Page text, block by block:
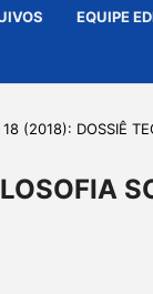
EQUIPE
(2018): DOSSIÊ